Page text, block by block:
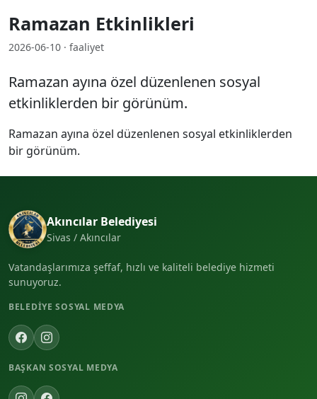
Ramazan Etkinlikleri
2026-06-10 · faaliyet
Ramazan ayına özel düzenlenen sosyal
etkinliklerden bir görünüm.
Ramazan ayına özel düzenlenen sosyal etkinliklerden
bir görünüm.
Akıncılar Belediyesi
Sivas / Akıncılar
Vatandaşlarımıza şeffaf, hızlı ve kaliteli belediye hizmeti
sunuyoruz.
BELEDIYE SOSYAL MEDYA
BAŞKAN SOSYAL MEDYA